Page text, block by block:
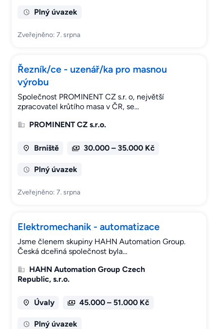
Plný úvazek
Zveřejněno: 7. srpna
Řezník/ce - uzenář/ka pro masnou
výrobu
Společnost PROMINENT CZ s.r. o, největší
zpracovatel krůtího masa v ČR, se…
PROMINENT CZ s.r.o.
Brniště 30.000 – 35.000 Kč
Plný úvazek
Zveřejněno: 7. srpna
Elektromechanik - automatizace
Jsme členem skupiny HAHN Automation Group.
Česká dceřiná společnost byla…
HAHN Automation Group Czech
Republic, s.r.o.
Úvaly 45.000 – 51.000 Kč
Plný úvazek